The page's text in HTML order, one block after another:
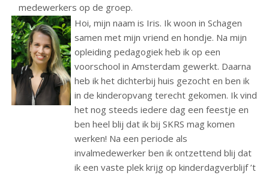
medewerkers op de groep.
Hoi, mijn naam is Iris. Ik woon in Schagen
samen met mijn vriend en hondje. Na mijn
opleiding pedagogiek heb ik op een
voorschool in Amsterdam gewerkt. Daarna
heb ik het dichterbij huis gezocht en ben ik
in de kinderopvang terecht gekomen. Ik vind
het nog steeds iedere dag een feestje en
ben heel blij dat ik bij SKRS mag komen
werken! Na een periode als
invalmedewerker ben ik ontzettend blij dat
ik een vaste plek krijg op kinderdagverblijf ’t